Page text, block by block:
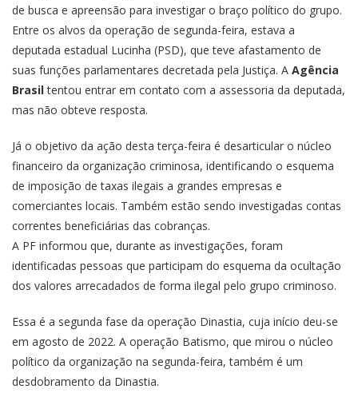
de busca e apreensão para investigar o braço político do grupo.
Entre os alvos da operação de segunda-feira, estava a
deputada estadual Lucinha (PSD), que teve afastamento de
suas funções parlamentares decretada pela Justiça. A Agência
Brasiltentou entrar em contato com a assessoria da deputada,
mas não obteve resposta.
Já o objetivo da ação desta terça-feira é desarticular o núcleo
financeiro da organização criminosa, identificando o esquema
de imposição de taxas ilegais a grandes empresas e
comerciantes locais. Também estão sendo investigadas contas
correntes beneficiárias das cobranças.
A PF informou que, durante as investigações, foram
identificadas pessoas que participam do esquema da ocultação
dos valores arrecadados de forma ilegal pelo grupo criminoso.
Essa é a segunda fase da operação Dinastia, cuja início deu-se
em agosto de 2022. A operação Batismo, que mirou o núcleo
político da organização na segunda-feira, também é um
desdobramento da Dinastia.